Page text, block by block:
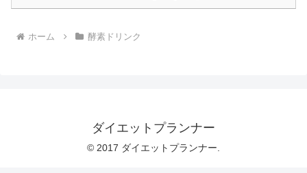
ホーム 酵素ドリンク
ダイエットプランナー
© 2017 ダイエットプランナー.